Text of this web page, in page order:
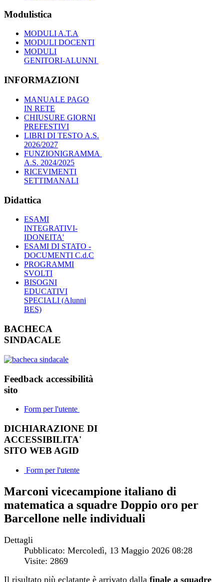
Modulistica
MODULI A.T.A
MODULI DOCENTI
MODULI
GENITORI-ALUNNI
INFORMAZIONI
MANUALE PAGO
IN RETE
CHIUSURE GIORNI
PREFESTIVI
LIBRI DI TESTO A.S.
2026/2027
FUNZIONIGRAMMA
A.S. 2024/2025
RICEVIMENTI
SETTIMANALI
Didattica
ESAMI
INTEGRATIVI-
IDONEITA'
ESAMI DI STATO -
DOCUMENTI C.d.C
PROGRAMMI
SVOLTI
BISOGNI
EDUCATIVI
SPECIALI (Alunni
BES)
BACHECA
SINDACALE
Feedback accessibilità
sito
Form per l'utente
DICHIARAZIONE DI
ACCESSIBILITA'
SITO WEB AGID
Form per l'utente
Marconi vicecampione italiano di
matematica a squadre Doppio oro per
Barcellone nelle individuali
Dettagli
Pubblicato: Mercoledì, 13 Maggio 2026 08:28
Visite: 2869
Il risultato più eclatante è arrivato dalla finale a squadre